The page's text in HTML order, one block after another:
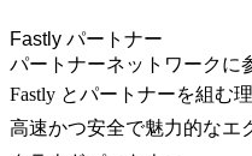
Fastly パートナー
パートナーネットワークに
Fastly とパートナーを組む
高速かつ安全で魅力的なエ